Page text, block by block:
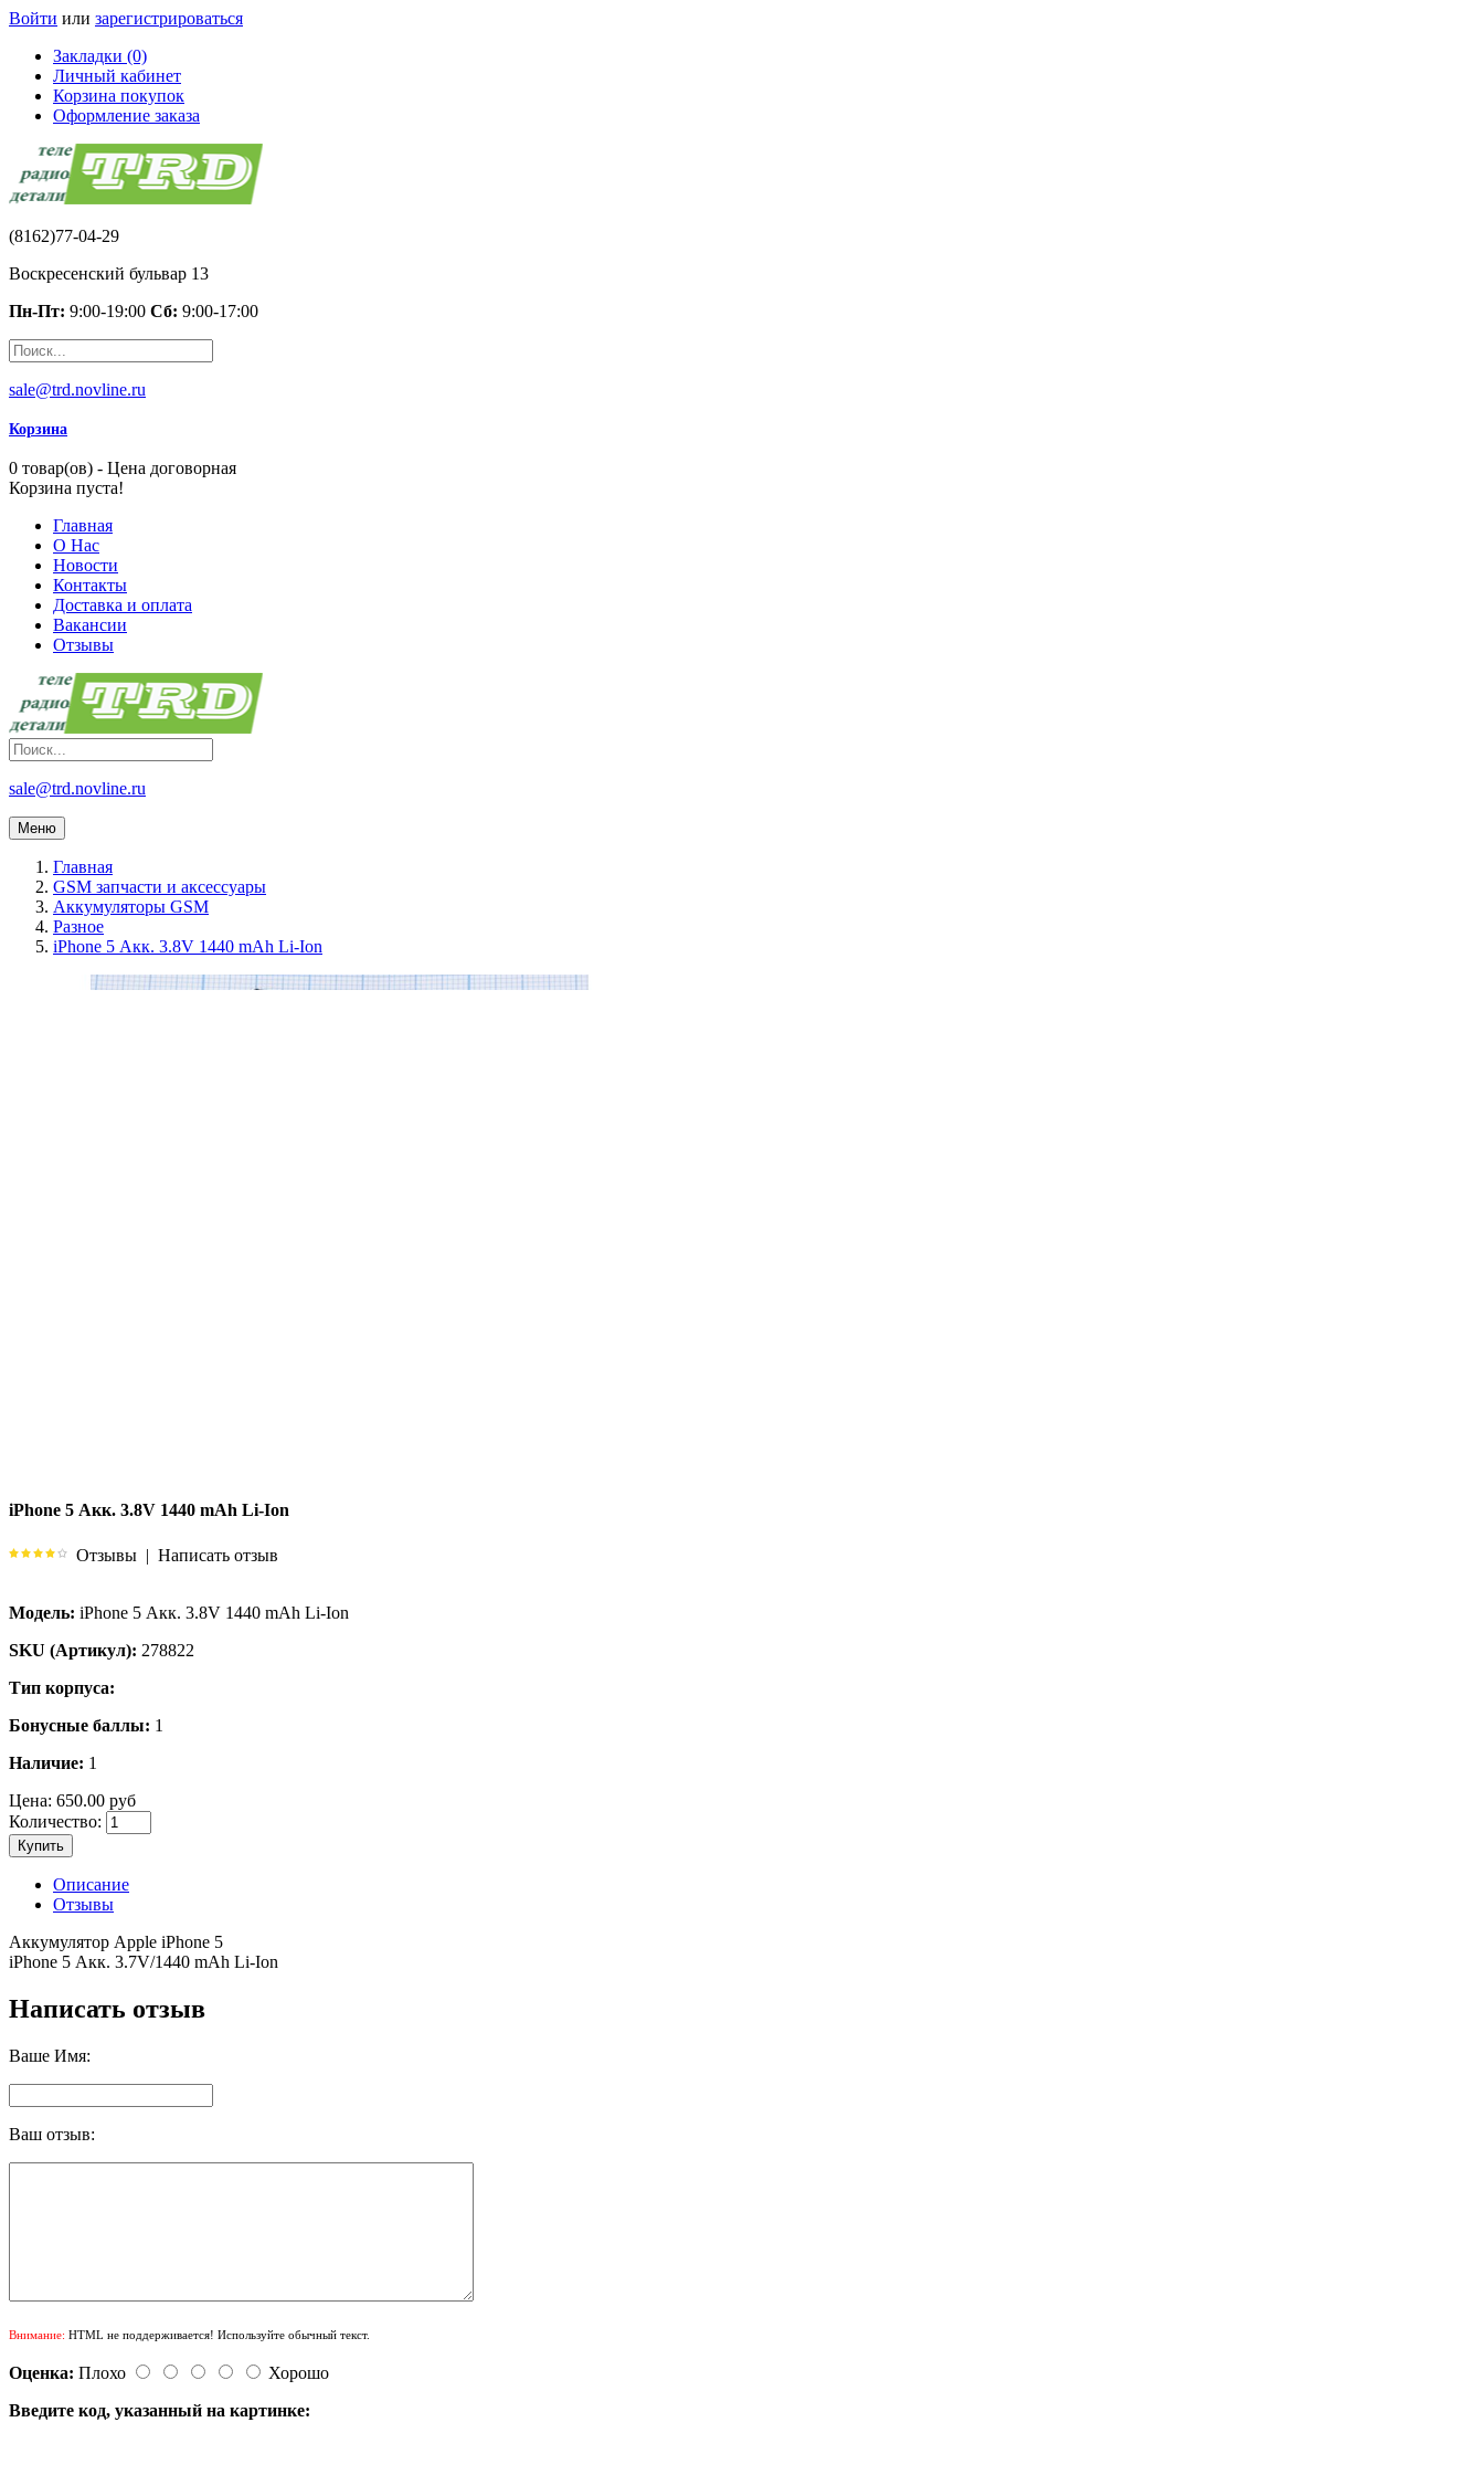
Войти или зарегистрироваться
Закладки (0)
Личный кабинет
Корзина покупок
Оформление заказа
(8162)77-04-29
Воскресенский бульвар 13
Пн-Пт: 9:00-19:00 Сб: 9:00-17:00
sale@trd.novline.ru
Корзина
0 товар(ов) - Цена договорная
Корзина пуста!
Главная
О Нас
Новости
Контакты
Доставка и оплата
Вакансии
Отзывы
sale@trd.novline.ru
Меню
Главная
GSM запчасти и аксессуары
Аккумуляторы GSM
Разное
iPhone 5 Акк. 3.8V 1440 mAh Li-Ion
iPhone 5 Акк. 3.8V 1440 mAh Li-Ion
Отзывы | Написать отзыв
Модель: iPhone 5 Акк. 3.8V 1440 mAh Li-Ion
SKU (Артикул): 278822
Тип корпуса:
Бонусные баллы: 1
Наличие: 1
Цена: 650.00 руб
Количество:
Купить
Описание
Отзывы
Аккумулятор Apple iPhone 5
iPhone 5 Акк. 3.7V/1440 mAh Li-Ion
Написать отзыв
Ваше Имя:
Ваш отзыв:
Внимание: HTML не поддерживается! Используйте обычный текст.
Оценка: Плохо
Хорошо
Введите код, указанный на картинке: